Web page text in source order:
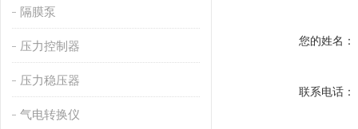
隔膜泵
压力控制器
压力稳压器
气电转换仪
您的姓名：
联系电话：